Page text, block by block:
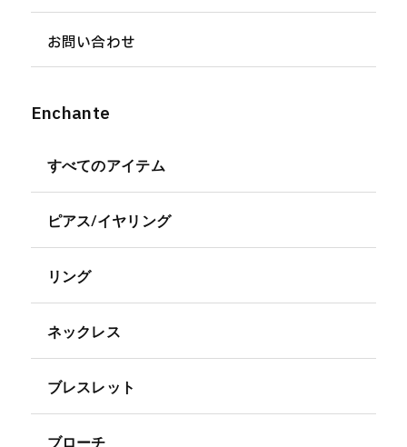
お問い合わせ
Enchante
すべてのアイテム
ピアス/イヤリング
リング
ネックレス
ブレスレット